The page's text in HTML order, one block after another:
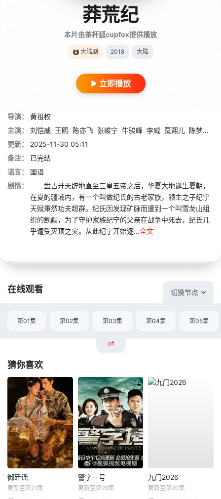
莽荒纪
本片由茶杯狐cupfox提供播放
大陆剧 2018 大陆
立即播放
导演：
黄祖权
主演：
刘恺威 王鸥 陈亦飞 张峻宁 牛骏峰 李威 莫熙儿 陈梦瑶
更新：
2025-11-30 05:11
备注：
已完结
语言：
国语
剧情：
盘古开天辟地直至三皇五帝之后，华夏大地诞生夏朝，
在夏的疆域内，有一个叫做纪氏的古老家族，领主之子纪宁
天赋秉然功夫超群。纪氏因发现矿脉而遭到一个叫雪龙山组
织的觊觎，为了守护家族纪宁的父亲在战争中死去，纪氏几
乎遭受灭顶之灾。从此纪宁开始逐...全文
在线观看 切换节点
第01集 第02集 第03集 第04集 第05集
猜你喜欢
御廷谣
更新至第21集
警字一号
更新至第28集
九门2026
更新至第20集